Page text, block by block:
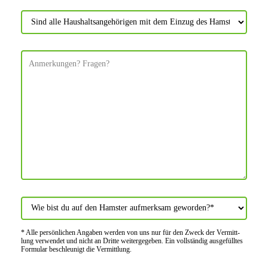
* Alle persön­lichen Angaben werden von uns nur für den Zweck der Vermitt­
lung verwendet und nicht an Dritte weiter­gegeben. Ein voll­ständig ausge­fülltes
Formular beschleu­nigt die Vermitt­lung.